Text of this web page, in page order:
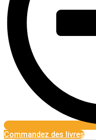
Commandez des livres